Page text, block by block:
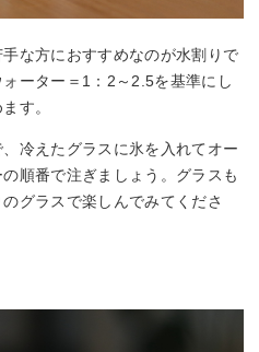
な方におすすめなのが水割りで
ーター＝1：2～2.5を基準にし
す。
冷えたグラスに氷を入れてオー
順番で注ぎましょう。グラスも
グラスで楽しんでみてくださ